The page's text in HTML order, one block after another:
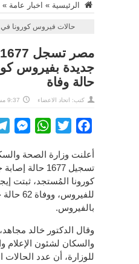
الرئيسية » اخبار عامة »
حالات فيروس كورونا في مصر
حالة وفاة
كتب: اتحاد الاعضاء 9:37 مساءً ,13-06-2020
Facebook
Twitter
أعلنت وزارة الصحة
تسجيل 1677
كورونا المُستجد، ثبتت
بالفيروس.
وقال الدكتور خالد
والسكان لشئون
للوزارة، أن عدد الحالات